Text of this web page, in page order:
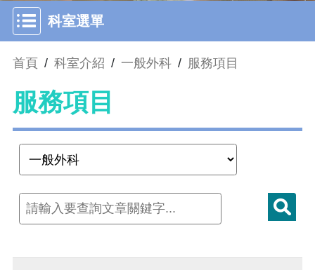
科室選單
首頁 / 科室介紹 / 一般外科 / 服務項目
服務項目